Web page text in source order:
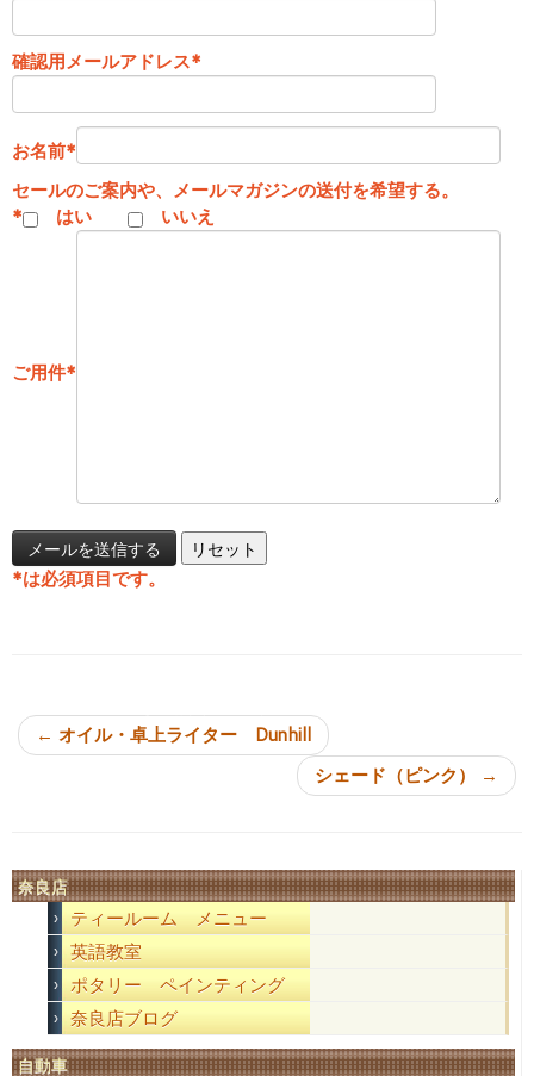
確認用メールアドレス*
お名前*
セールのご案内や、メールマガジンの送付を希望する。
*
はい いいえ
ご用件*
*は必須項目です。
← オイル・卓上ライター Dunhill
シェード（ピンク）
→
奈良店
ティールーム メニュー
英語教室
ポタリー ペインティング
奈良店ブログ
自動車